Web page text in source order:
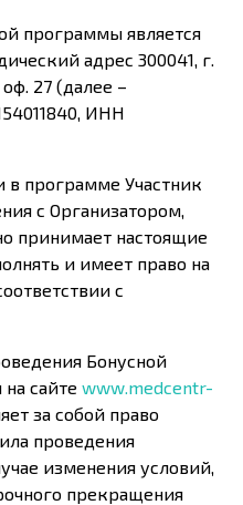
программы является
адрес 300041, г.
27 (далее –
ИНН
в программе Участник
с Организатором,
принимает настоящие
и имеет право на
с
Бонусной
сайте www.medcentr-
за собой право
проведения
изменения условий,
прекращения